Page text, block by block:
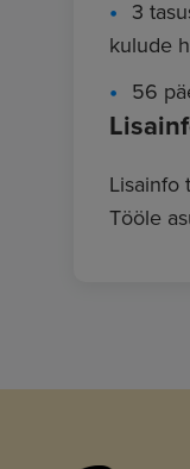
3
kulude
56
Lisainfo
Tööle